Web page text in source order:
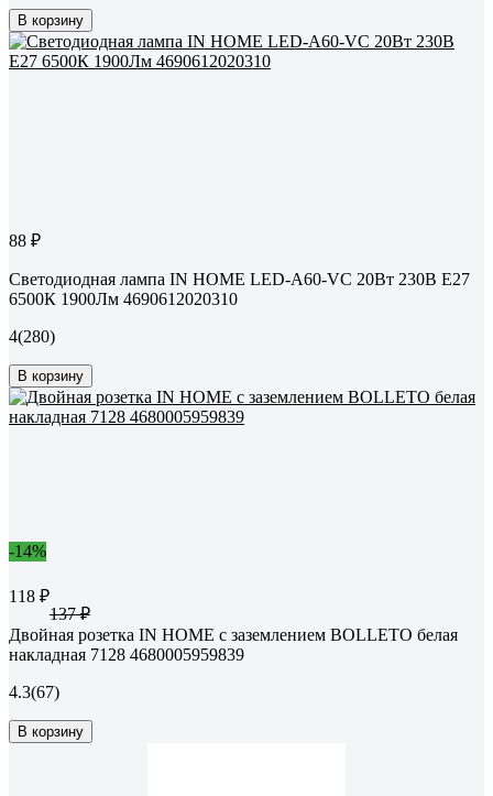
В корзину
88 ₽
Светодиодная лампа IN HOME LED-A60-VC 20Вт 230В Е27
6500К 1900Лм 4690612020310
4(280)
В корзину
-14%
118 ₽
137 ₽
Двойная розетка IN HOME с заземлением BOLLETO белая
накладная 7128 4680005959839
4.3(67)
В корзину